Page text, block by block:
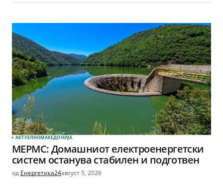
АКТУЕЛНОМАКЕДОНИЈА
МЕРМС: Домашниот електроенергетски
систем останува стабилен и подготвен
од Енергетика24август 5, 2026